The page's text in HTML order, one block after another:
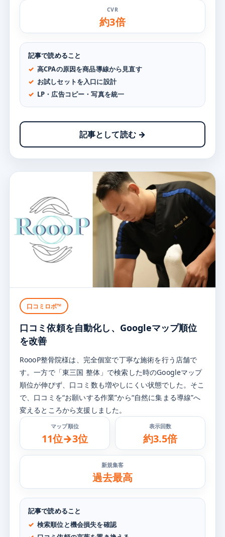
CVR
約3倍
記事で読めること
高CPAの原因を商品導線から見直す
お試しセットを入口に設計
LP・広告コピー・写真を統一
記事として読む →
口コミロボ™
口コミ依頼を自動化し、 Googleマップ順位
を改善
RoooP整骨院様は、完全個室で丁寧な施術を行う店舗で
す。一方で「東三国 整体」で検索した時のGoogleマップ
順位が伸びず、口コミ数も増やしにくい状態でした。そこ
で、口コミを“お願いする作業”から“自然に集まる導線”へ
変えるところから支援しました。
マップ順位
11位→3位
表示回数
約3.5倍
新規集客
過去最高
記事で読めること
検索順位と機会損失を確認